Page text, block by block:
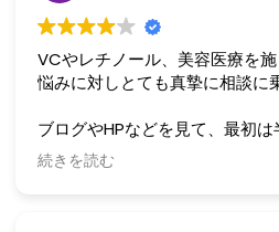
VCやレチノール、美容医療を
悩みに対しとても真摯に相談に
ブログやHPなどを見て、最初
年程になります。
続きを読む